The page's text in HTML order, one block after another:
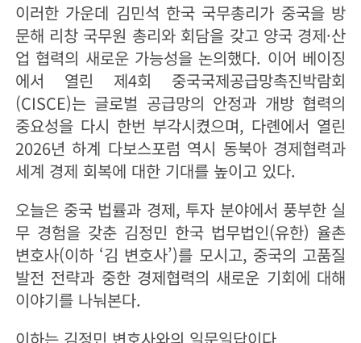
이러한 가운데 김민석 한국 국무총리가 중국을 방
문해 리창 국무원 총리와 회담을 갖고 양국 경제·산
업 협력의 새로운 가능성을 논의했다. 이어 베이징
에서 열린 제4회 중국국제공급망촉진박람회
(CISCE)는 글로벌 공급망의 안정과 개방 협력의
중요성을 다시 한번 부각시켰으며, 다롄에서 열린
2026년 하계 다보스포럼 역시 동북아 경제협력과
세계 경제 회복에 대한 기대를 높이고 있다.
오늘은 중국 법률과 경제, 투자 분야에서 풍부한 실
무 경험을 갖춘 김정민 한국 법무법인(유한) 율촌
변호사(이하 ‘김 변호사’)를 모시고, 중국의 고품질
발전 전략과 중한 경제협력의 새로운 기회에 대해
이야기를 나눠본다.